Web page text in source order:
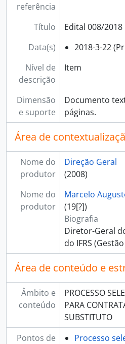
referência
Título
Edital 008/2018
Data(s)
2018-3-22
Nível de
descrição
Item
Dimensão
e suporte
Documento
páginas.
Área de
Nome do
produtor
Direção Geral
(2008)
Nome do
produtor
Marcelo
(19[?])
Biografia
Diretor-Geral
do IFRS
Área de conteúdo e
Âmbito e
conteúdo
PROCESSO
PARA
SUBSTITUTO
Pontos de
Processo